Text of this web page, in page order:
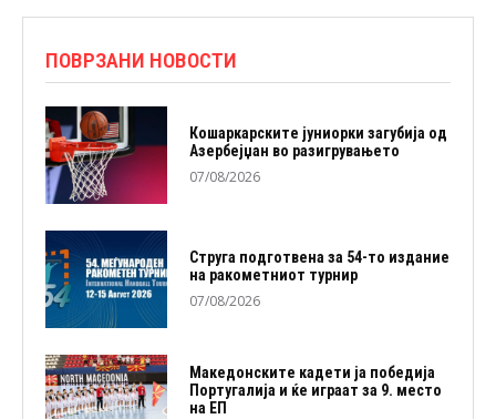
ПОВРЗАНИ НОВОСТИ
Кошаркарските јуниорки загубија од
Азербејџан во разигрувањето
07/08/2026
Струга подготвена за 54-то издание
на ракометниот турнир
07/08/2026
Македонските кадети ја победија
Португалија и ќе играат за 9. место
на ЕП